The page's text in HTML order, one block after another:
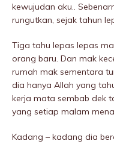
kewujudan aku..
rungutkan, sejak tahun
Tiga tahu lepas lepas
orang baru. Dan mak
rumah mak sementara
dia hanya Allah yang
kerja mata sembab dek
yang setiap malam
Kadang – kadang dia